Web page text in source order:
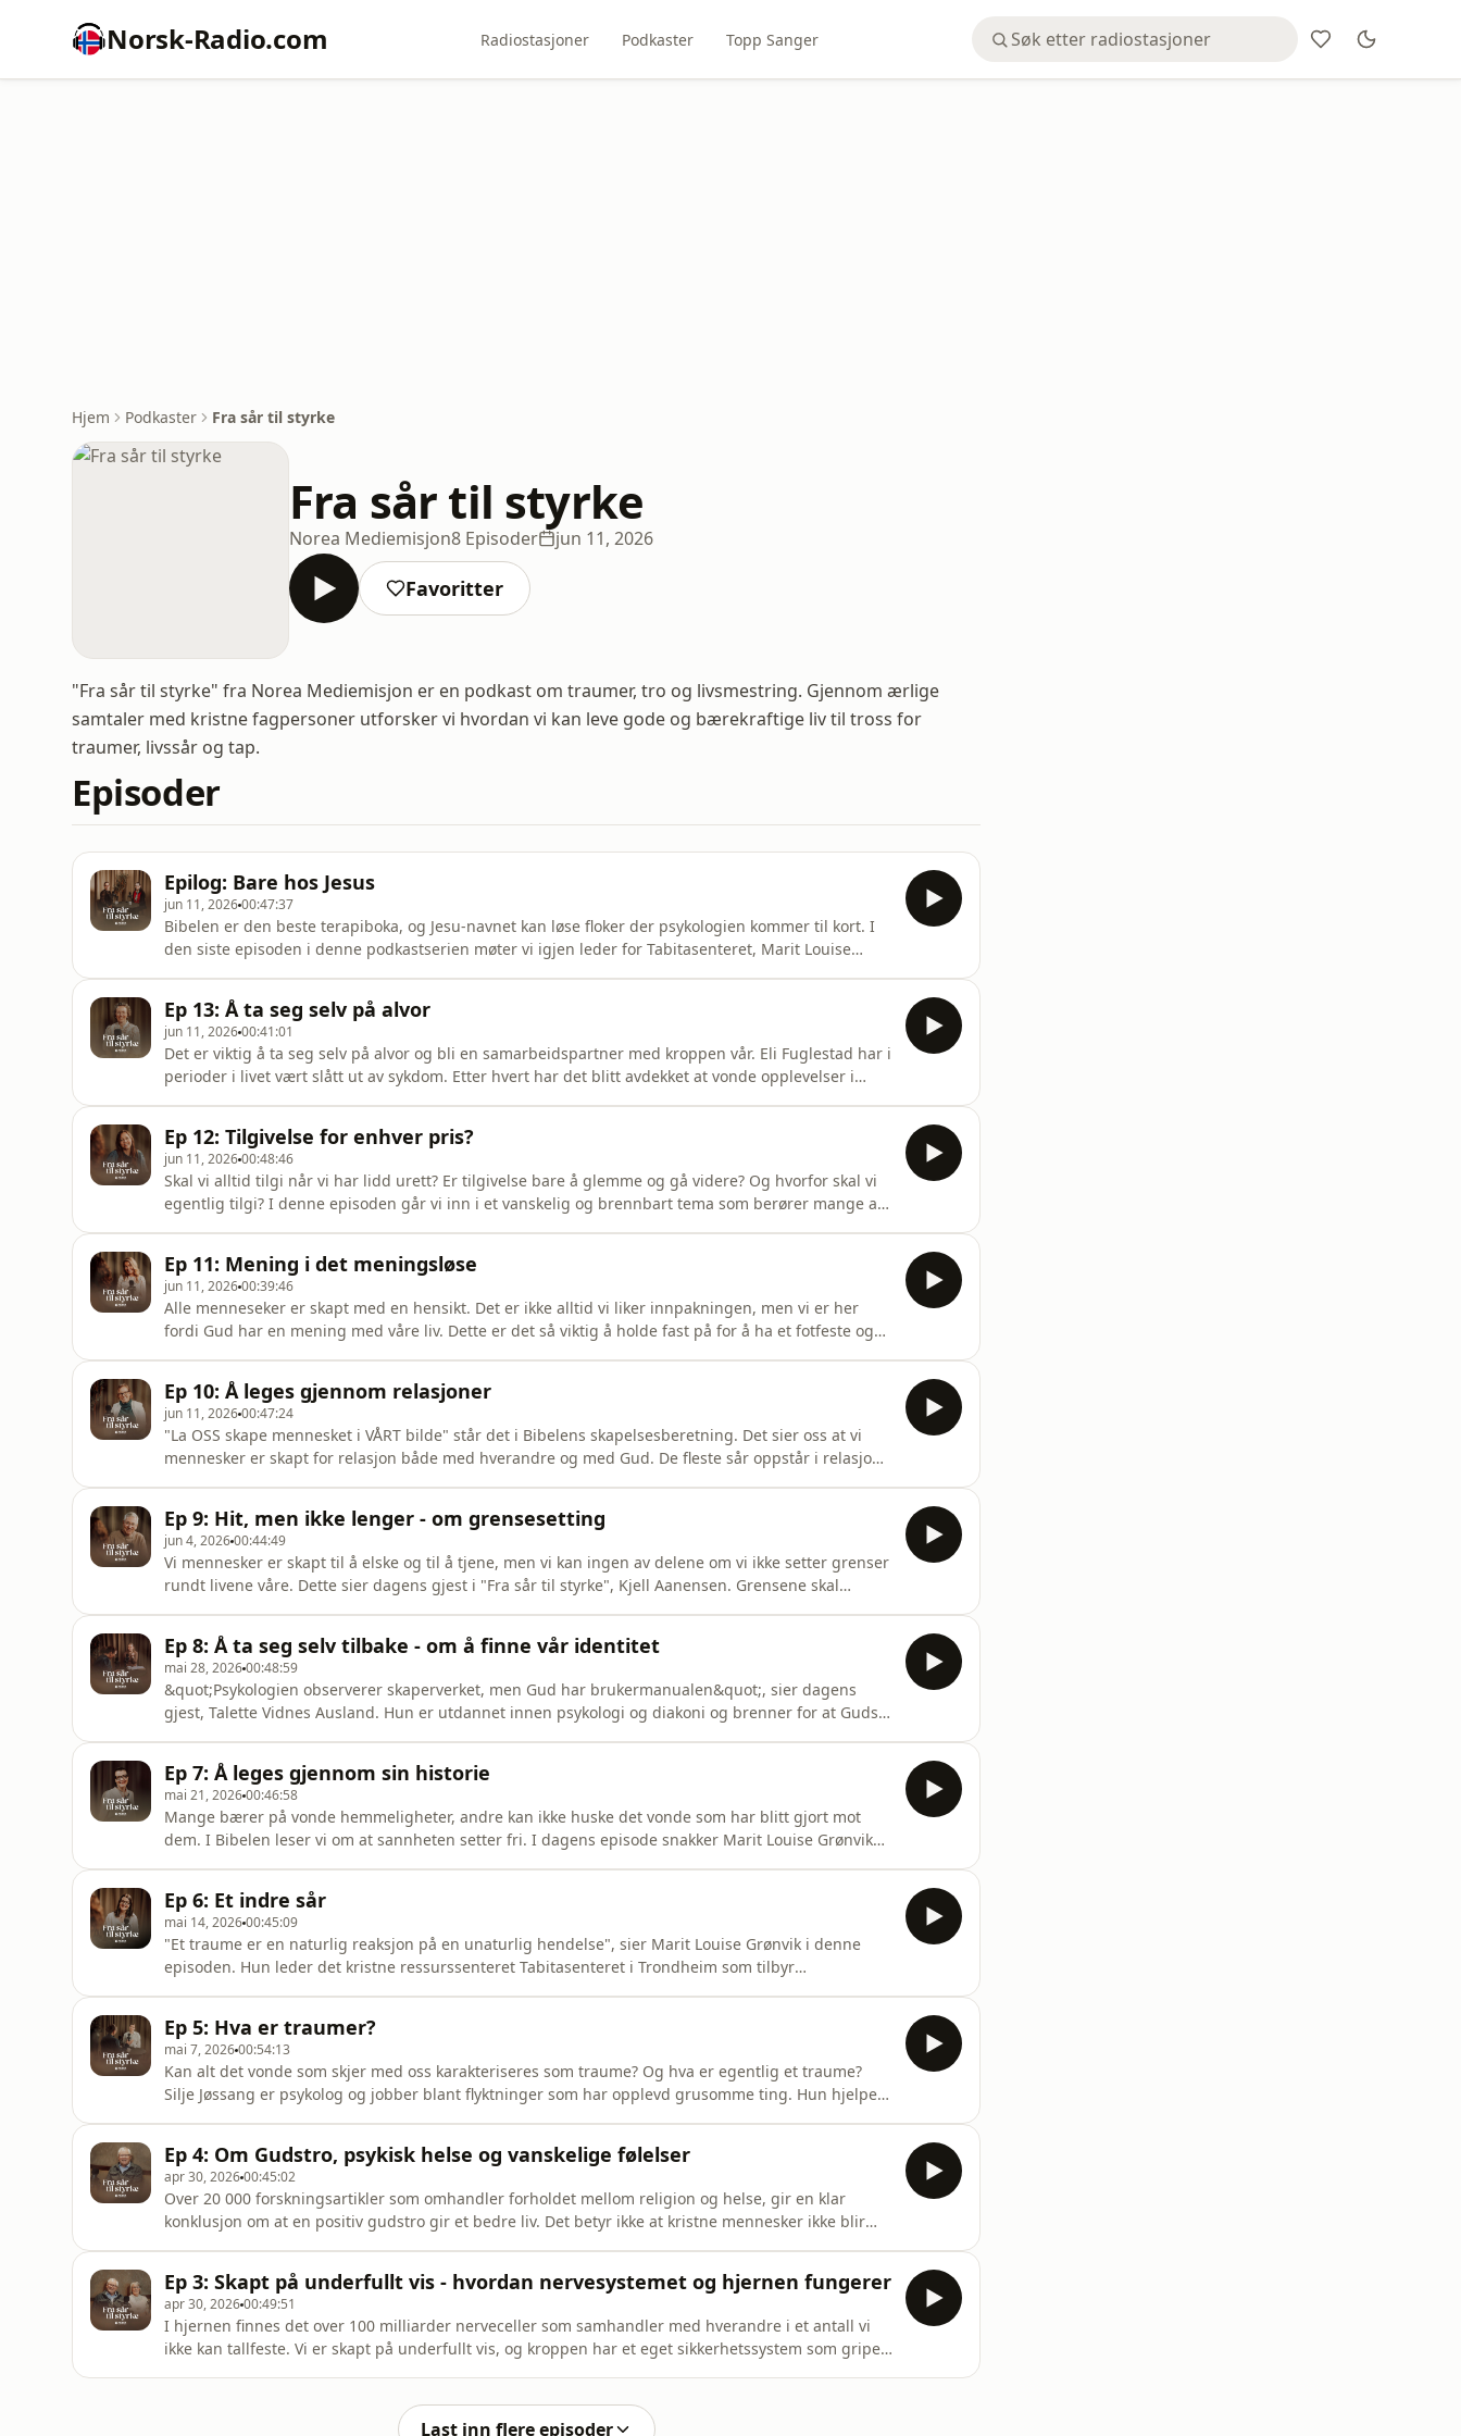
Norsk-Radio.com Radiostasjoner Podkaster Topp Sanger
Hjem Podkaster Fra sår til styrke
Fra sår til styrke
Norea Mediemisjon8 Episoder jun 11, 2026
Favoritter
"Fra sår til styrke" fra Norea Mediemisjon er en podkast om traumer, tro og livsmestring. Gjennom ærlige
samtaler med kristne fagpersoner utforsker vi hvordan vi kan leve gode og bærekraftige liv til tross for
traumer, livssår og tap.
Episoder
Epilog: Bare hos Jesus
jun 11, 202600:47:37
Bibelen er den beste terapiboka, og Jesu-navnet kan løse floker der psykologien kommer til kort. I
den siste episoden i denne podkastserien møter vi igjen leder for Tabitasenteret, Marit Louise
et punkt der den ikke kunne tilby mer hjelp. Ved å gi Jesus audiens i terapirommet og i livet, kan
store ting
Ep 13: Å ta seg selv på alvor
jun 11, 202600:41:01
Det er viktig å ta seg selv på alvor og bli en samarbeidspartner med kroppen vår. Eli Fuglestad har i
perioder i livet vært slått ut av sykdom. Etter hvert har det blitt avdekket at vonde opplevelser i
episoden samtaler El
Ep 12: Tilgivelse for enhver pris?
jun 11, 202600:48:46
Skal vi alltid tilgi når vi har lidd urett? Er tilgivelse bare å glemme og gå videre? Og hvorfor skal vi
egentlig tilgi? I denne episoden går vi inn i et vanskelig og brennbart tema som berører mange av
åpe
Ep 11: Mening i det meningsløse
jun 11, 202600:39:46
Alle menneseker er skapt med en hensikt. Det er ikke alltid vi liker innpakningen, men vi er her
fordi Gud har en mening med våre liv. Dette er det så viktig å holde fast på for å ha et fotfeste og
episode av &quot;Fra sår til styrke&quot;. Hun står bak tjenesten Kompass der hun tilbyr
samtaleterapi,
Ep 10: Å leges gjennom relasjoner
jun 11, 202600:47:24
"La OSS skape mennesket i VÅRT bilde" står det i Bibelens skapelsesberetning. Det sier oss at vi
mennesker er skapt for relasjon både med hverandre og med Gud. De fleste sår oppstår i relasjon
Ingvill Humlebre
Ep 9: Hit, men ikke lenger - om grensesetting
jun 4, 202600:44:49
Vi mennesker er skapt til å elske og til å tjene, men vi kan ingen av delene om vi ikke setter grenser
rundt livene våre. Dette sier dagens gjest i "Fra sår til styrke", Kjell Aanensen. Grensene skal
som var hans oppdrag, og satte grenser for at ingenting skulle komme i veien for det. Aanensen
gir o
Ep 8: Å ta seg selv tilbake - om å finne vår identitet
mai 28, 202600:48:59
&quot;Psykologien observerer skaperverket, men Gud har brukermanualen&quot;, sier dagens
gjest, Talette Vidnes Ausland. Hun er utdannet innen psykologi og diakoni og brenner for at Guds
tenker du er sannheten om deg selv? Ofte har løgntanker fått plass i hjernen vår, og de er med på
å prege oss, bevisst ell
Ep 7: Å leges gjennom sin historie
mai 21, 202600:46:58
Mange bærer på vonde hemmeligheter, andre kan ikke huske det vonde som har blitt gjort mot
dem. I Bibelen leser vi om at sannheten setter fri. I dagens episode snakker Marit Louise Grønvik
forståel
Ep 6: Et indre sår
mai 14, 202600:45:09
"Et traume er en naturlig reaksjon på en unaturlig hendelse", sier Marit Louise Grønvik i denne
episoden. Hun leder det kristne ressurssenteret Tabitasenteret i Trondheim som tilbyr
Sæth samtaler også om
Ep 5: Hva er traumer?
mai 7, 202600:54:13
Kan alt det vonde som skjer med oss karakteriseres som traume? Og hva er egentlig et traume?
Silje Jøssang er psykolog og jobber blant flyktninger som har opplevd grusomme ting. Hun hjelper
Elisabeth
Ep 4: Om Gudstro, psykisk helse og vanskelige følelser
apr 30, 202600:45:02
Over 20 000 forskningsartikler som omhandler forholdet mellom religion og helse, gir en klar
konklusjon om at en positiv gudstro gir et bedre liv. Det betyr ikke at kristne mennesker ikke blir
Du møter han i
Ep 3: Skapt på underfullt vis - hvordan nervesystemet og hjernen fungerer
apr 30, 202600:49:51
I hjernen finnes det over 100 milliarder nerveceller som samhandler med hverandre i et antall vi
ikke kan tallfeste. Vi er skapt på underfullt vis, og kroppen har et eget sikkerhetssystem som griper
Last inn flere episoder